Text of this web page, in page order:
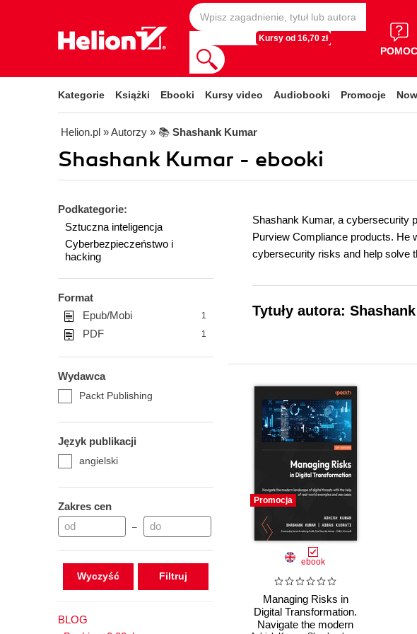
Kursy od 16,70 zł
POMOC
Kategorie Książki Ebooki Kursy video Audiobooki Promocje
Helion.pl » Autorzy » 📚 Shashank Kumar
Shashank Kumar - ebooki
Podkategorie:
Sztuczna inteligencja
Cyberbezpieczeństwo i
hacking
Format
Epub/Mobi
1
PDF 1
Wydawca
Packt Publishing
Język publikacji
angielski
Zakres cen
–
Wyczyść
BLOG
Shashank Kumar, a cybersecurity
Purview Compliance products. He
cybersecurity risks and help solve
Tytuły autora:
Promocja
ebook
Managing Risks in
Digital Transformation.
Navigate the modern